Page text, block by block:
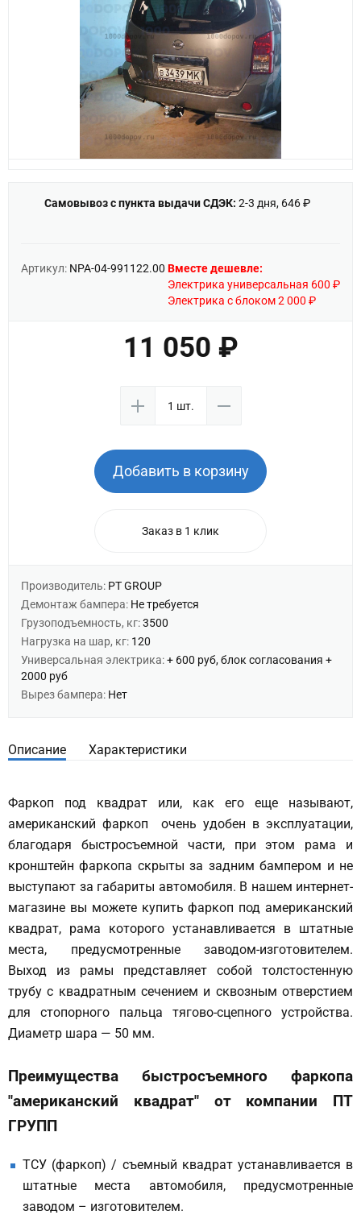
Самовывоз с пункта выдачи СДЭК: 2-3 дня, 646 ₽
Артикул: NPA-04-991122.00 Вместе дешевле:
Электрика универсальная 600 ₽
Электрика с блоком 2 000 ₽
11 050 ₽
Добавить в корзину
Заказ в 1 клик
Производитель: PT GROUP
Демонтаж бампера: Не требуется
Грузоподъемность, кг:3500
Нагрузка на шар, кг: 120
Универсальная электрика:+ 600 руб, блок согласования +
2000 руб
Вырез бампера: Нет
Описание Характеристики
Фаркоп под квадрат или, как его еще называют,
американский фаркоп очень удобен в эксплуатации,
благодаря быстросъемной части, при этом рама и
кронштейн фаркопа скрыты за задним бампером и не
выступают за габариты автомобиля. В нашем интернет-
магазине вы можете купить фаркоп под американский
квадрат, рама которого устанавливается в штатные
места, предусмотренные заводом-изготовителем.
Выход из рамы представляет собой толстостенную
трубу с квадратным сечением и сквозным отверстием
для стопорного пальца тягово-сцепного устройства.
Диаметр шара — 50 мм.
Преимущества быстросъемного фаркопа
"американский квадрат" от компании ПТ
ГРУПП
ТСУ (фаркоп) / съемный квадрат устанавливается в
штатные места автомобиля, предусмотренные
заводом – изготовителем.